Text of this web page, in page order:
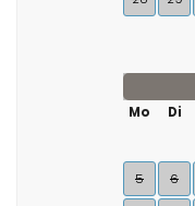
Mo
Di
5 6